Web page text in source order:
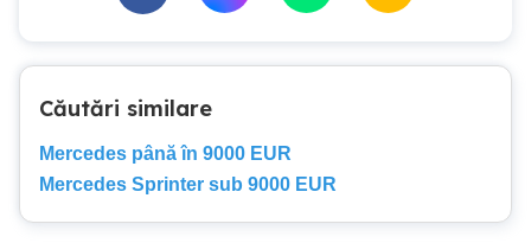
Căutări similare
Mercedes până în 9000 EUR
Mercedes Sprinter sub 9000 EUR